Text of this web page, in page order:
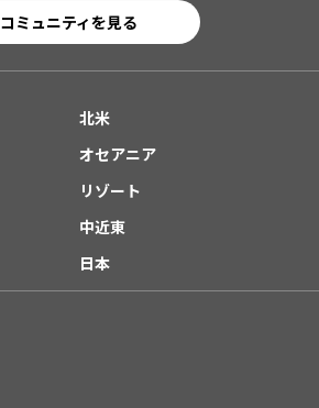
コミュニティを見る
北米
オセアニア
リゾート
中近東
日本